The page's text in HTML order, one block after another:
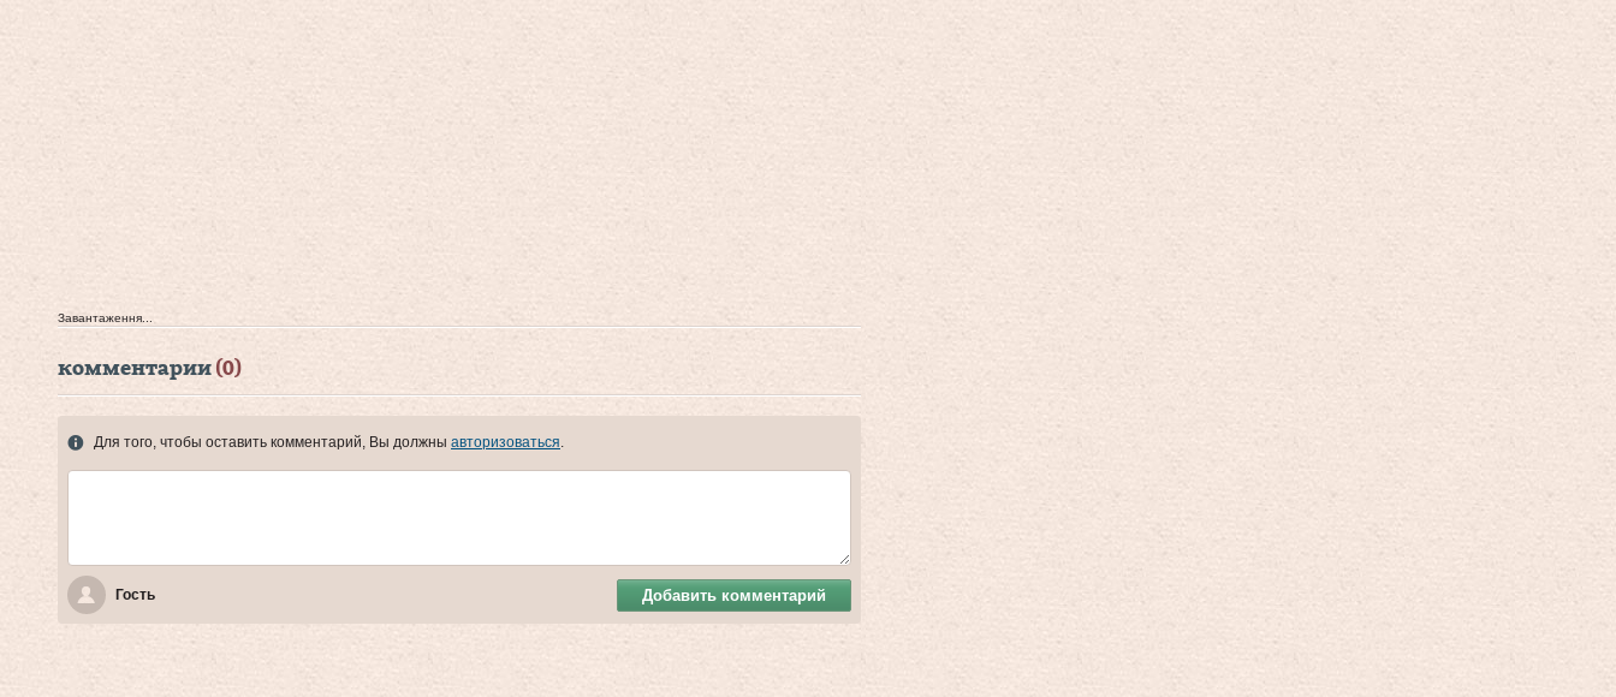
Завантаження...
комментарии (0)
Для того, чтобы оставить комментарий, Вы должны авторизоваться.
Гость Добавить комментарий